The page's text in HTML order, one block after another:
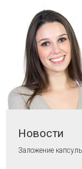
Новости
Заложение